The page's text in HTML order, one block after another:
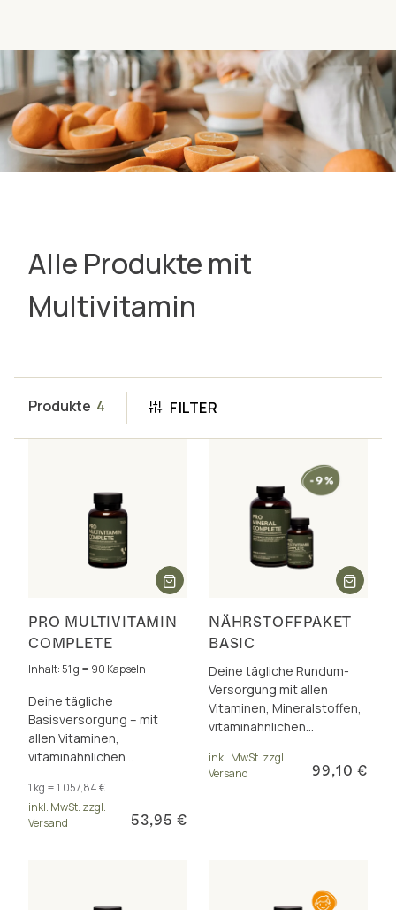
Alle Produkte mit
Multivitamin
Produkte 4 FILTER
PRO MULTIVITAMIN
COMPLETE
Inhalt: 51 g = 90 Kapseln
Deine tägliche
Basisversorgung – mit
allen Vitaminen,
vitaminähnlichen
& Polyphenolen in einer
Rezeptur
1 kg = 1.057,84 €
inkl. MwSt. zzgl.
Versand
53,95 €
NÄHRSTOFFPAKET
BASIC
Deine tägliche Rundum-
Versorgung mit allen
Vitaminen, Mineralstoffen,
vitaminähnlichen
Pflanzennährstoffen
inkl. MwSt. zzgl.
Versand
99,10 €